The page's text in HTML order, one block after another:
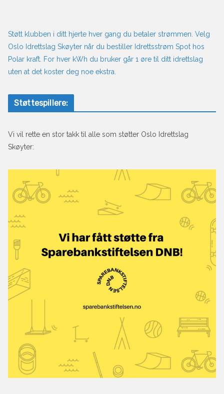
Støtt klubben i ditt hjerte hver gang du betaler strømmen. Velg
Oslo Idrettslag Skøyter når du bestiller Idrettsstrøm Spot hos
Polar kraft. For hver kWh du bruker går 1 øre til ditt idrettslag
uten at det koster deg noe ekstra.
Støttespillere:
Vi vil rette en stor takk til alle som støtter Oslo Idrettslag
Skøyter: